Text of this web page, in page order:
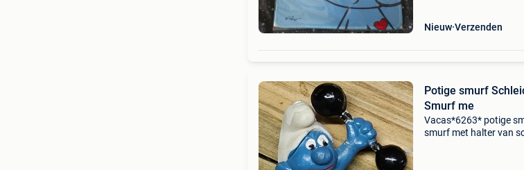
Nieuw Verzenden
Potige smurf
Smurf me
Vacas*6263* potige
smurf met halter van